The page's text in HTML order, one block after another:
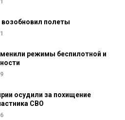
полеты
режимы беспилотной и
осудили за похищение
СВО